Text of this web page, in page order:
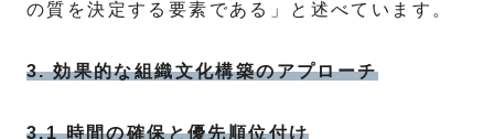
の質を決定する要素である」と述べています。
3. 効果的な組織文化構築のアプローチ
3.1 時間の確保と優先順位付け